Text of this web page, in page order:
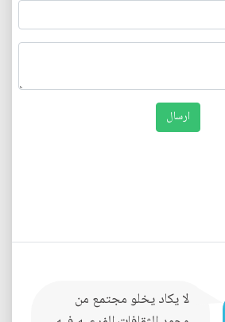
لا يكاد يخلو مجتمع من